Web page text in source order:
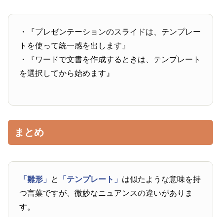
・『プレゼンテーションのスライドは、テンプレー
トを使って統一感を出します』
・『ワードで文書を作成するときは、テンプレート
を選択してから始めます』
まとめ
「雛形」 と 「テンプレート」 は似たような意味を持
つ言葉ですが、微妙なニュアンスの違いがありま
す。